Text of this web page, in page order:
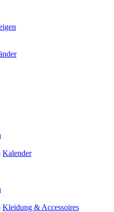
Kalender
Kleidung & Accessoires